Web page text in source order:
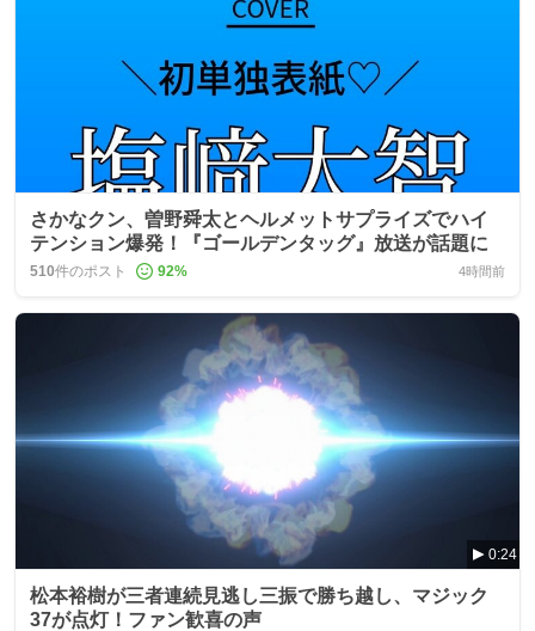
さかなクン、曽野舜太とヘルメットサプライズでハイ
テンション爆発！『ゴールデンタッグ』放送が話題に
510件のポスト 92% 4時間前
0:24
松本裕樹が三者連続見逃し三振で勝ち越し、マジック
37が点灯！ファン歓喜の声